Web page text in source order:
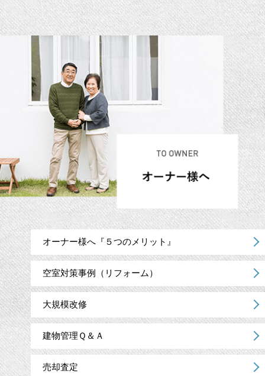
オーナー様へ『５つのメリット』
空室対策事例（リフォーム）
大規模改修
建物管理Ｑ＆Ａ
売却査定